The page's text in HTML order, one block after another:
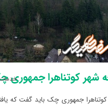
شهر کوتناهرا جمهوری
کوتناهرا جمهوری چک باید گفت که